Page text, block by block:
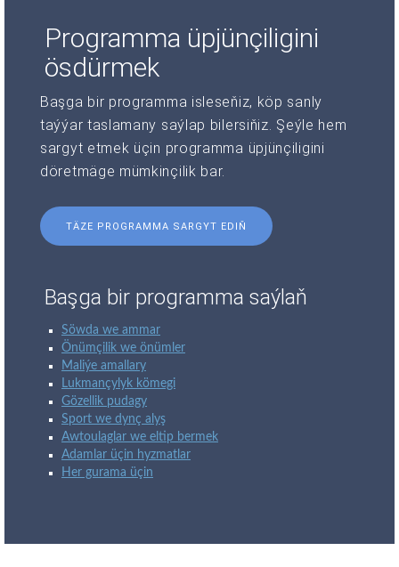
Programma üpjünçiligini
ösdürmek
Başga bir programma isleseňiz, köp sanly
taýýar taslamany saýlap bilersiňiz. Şeýle hem
sargyt etmek üçin programma üpjünçiligini
döretmäge mümkinçilik bar.
TÄZE PROGRAMMA SARGYT EDIŇ
Başga bir programma saýlaň
Söwda we ammar
Önümçilik we önümler
Maliýe amallary
Lukmançylyk kömegi
Gözellik pudagy
Sport we dynç alyş
Awtoulaglar we eltip bermek
Adamlar üçin hyzmatlar
Her gurama üçin